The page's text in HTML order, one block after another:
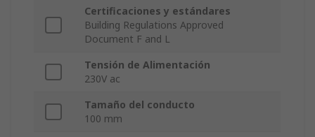
Certificaciones y estándares
Building Regulations Approved
Document F and L
Tensión de Alimentación
230V ac
Tamaño del conducto
100 mm